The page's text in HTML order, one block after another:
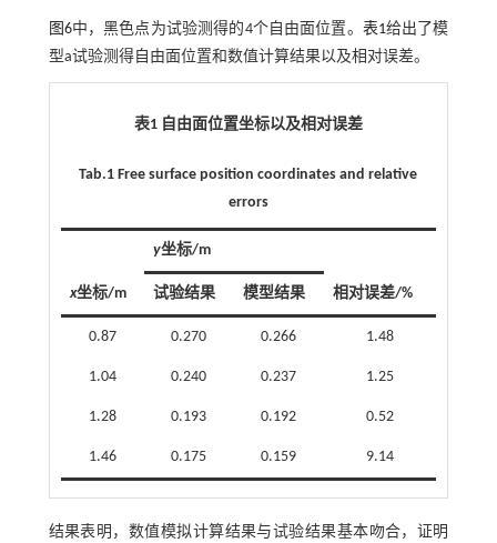
图6中，黑色点为试验测得的4个自由面位置。 表1给出了模
型a试验测得自由面位置和数值计算结果以及相对误差。
表1 自由面位置坐标以及相对误差
Tab.1 Free surface position coordinates and relative
errors
x坐标/m
y坐标/m
相对误差/%
试验结果 模型结果
0.87 0.270 0.266 1.48
1.04 0.240 0.237 1.25
1.28 0.193 0.192 0.52
1.46 0.175 0.159 9.14
结果表明，数值模拟计算结果与试验结果基本吻合，证明